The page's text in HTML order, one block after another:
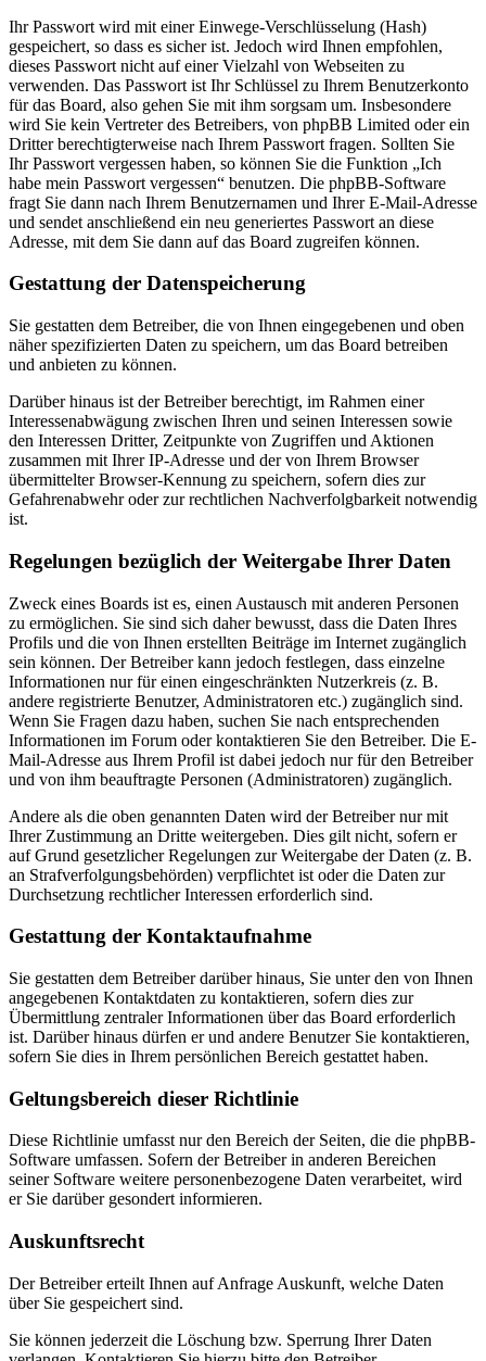
Ihr Passwort wird mit einer Einwege-Verschlüsselung (Hash)
gespeichert, so dass es sicher ist. Jedoch wird Ihnen empfohlen,
dieses Passwort nicht auf einer Vielzahl von Webseiten zu
verwenden. Das Passwort ist Ihr Schlüssel zu Ihrem Benutzerkonto
für das Board, also gehen Sie mit ihm sorgsam um. Insbesondere
wird Sie kein Vertreter des Betreibers, von phpBB Limited oder ein
Dritter berechtigterweise nach Ihrem Passwort fragen. Sollten Sie
Ihr Passwort vergessen haben, so können Sie die Funktion „Ich
habe mein Passwort vergessen“ benutzen. Die phpBB-Software
fragt Sie dann nach Ihrem Benutzernamen und Ihrer E-Mail-Adresse
und sendet anschließend ein neu generiertes Passwort an diese
Adresse, mit dem Sie dann auf das Board zugreifen können.
Gestattung der Datenspeicherung
Sie gestatten dem Betreiber, die von Ihnen eingegebenen und oben
näher spezifizierten Daten zu speichern, um das Board betreiben
und anbieten zu können.
Darüber hinaus ist der Betreiber berechtigt, im Rahmen einer
Interessenabwägung zwischen Ihren und seinen Interessen sowie
den Interessen Dritter, Zeitpunkte von Zugriffen und Aktionen
zusammen mit Ihrer IP-Adresse und der von Ihrem Browser
übermittelter Browser-Kennung zu speichern, sofern dies zur
Gefahrenabwehr oder zur rechtlichen Nachverfolgbarkeit notwendig
ist.
Regelungen bezüglich der Weitergabe Ihrer Daten
Zweck eines Boards ist es, einen Austausch mit anderen Personen
zu ermöglichen. Sie sind sich daher bewusst, dass die Daten Ihres
Profils und die von Ihnen erstellten Beiträge im Internet zugänglich
sein können. Der Betreiber kann jedoch festlegen, dass einzelne
Informationen nur für einen eingeschränkten Nutzerkreis (z. B.
andere registrierte Benutzer, Administratoren etc.) zugänglich sind.
Wenn Sie Fragen dazu haben, suchen Sie nach entsprechenden
Informationen im Forum oder kontaktieren Sie den Betreiber. Die E-
Mail-Adresse aus Ihrem Profil ist dabei jedoch nur für den Betreiber
und von ihm beauftragte Personen (Administratoren) zugänglich.
Andere als die oben genannten Daten wird der Betreiber nur mit
Ihrer Zustimmung an Dritte weitergeben. Dies gilt nicht, sofern er
auf Grund gesetzlicher Regelungen zur Weitergabe der Daten (z. B.
an Strafverfolgungsbehörden) verpflichtet ist oder die Daten zur
Durchsetzung rechtlicher Interessen erforderlich sind.
Gestattung der Kontaktaufnahme
Sie gestatten dem Betreiber darüber hinaus, Sie unter den von Ihnen
angegebenen Kontaktdaten zu kontaktieren, sofern dies zur
Übermittlung zentraler Informationen über das Board erforderlich
ist. Darüber hinaus dürfen er und andere Benutzer Sie kontaktieren,
sofern Sie dies in Ihrem persönlichen Bereich gestattet haben.
Geltungsbereich dieser Richtlinie
Diese Richtlinie umfasst nur den Bereich der Seiten, die die phpBB-
Software umfassen. Sofern der Betreiber in anderen Bereichen
seiner Software weitere personenbezogene Daten verarbeitet, wird
er Sie darüber gesondert informieren.
Auskunftsrecht
Der Betreiber erteilt Ihnen auf Anfrage Auskunft, welche Daten
über Sie gespeichert sind.
Sie können jederzeit die Löschung bzw. Sperrung Ihrer Daten